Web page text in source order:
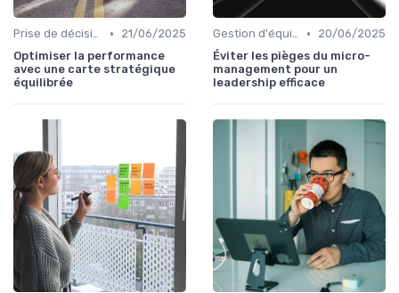
Prise de décision •
21/06/2025
Optimiser la performance
avec une carte stratégique
équilibrée
Gestion d'équipe •
20/06/2025
Éviter les pièges du micro-
management pour un
leadership efficace